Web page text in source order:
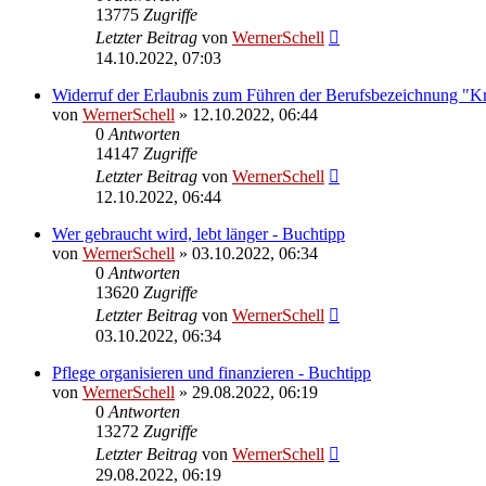
13775 Zugriffe
Letzter Beitrag von WernerSchell
14.10.2022, 07:03
Widerruf der Erlaubnis zum Führen der Berufsbezeichnung
von WernerSchell » 12.10.2022, 06:44
0 Antworten
14147 Zugriffe
Letzter Beitrag von WernerSchell
12.10.2022, 06:44
Wer gebraucht wird, lebt länger - Buchtipp
von WernerSchell » 03.10.2022, 06:34
0 Antworten
13620 Zugriffe
Letzter Beitrag von WernerSchell
03.10.2022, 06:34
Pflege organisieren und finanzieren - Buchtipp
von WernerSchell » 29.08.2022, 06:19
0 Antworten
13272 Zugriffe
Letzter Beitrag von WernerSchell
29.08.2022, 06:19